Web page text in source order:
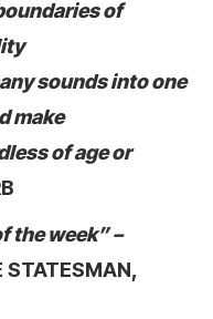
of
sounds into one
make
of age or
the week” –
STATESMAN,